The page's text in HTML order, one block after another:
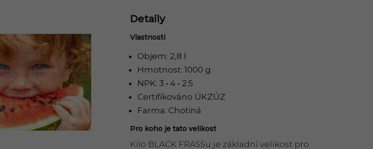
Detaily
Vlastnosti
Objem: 2,8 l
Hmotnost: 1000 g
NPK: 3 • 4 • 2.5
Certifikováno ÚKZÚZ
Farma: Chotiná
Pro koho je tato velikost
Kilo BLACK FRASSu je základní velikost pro